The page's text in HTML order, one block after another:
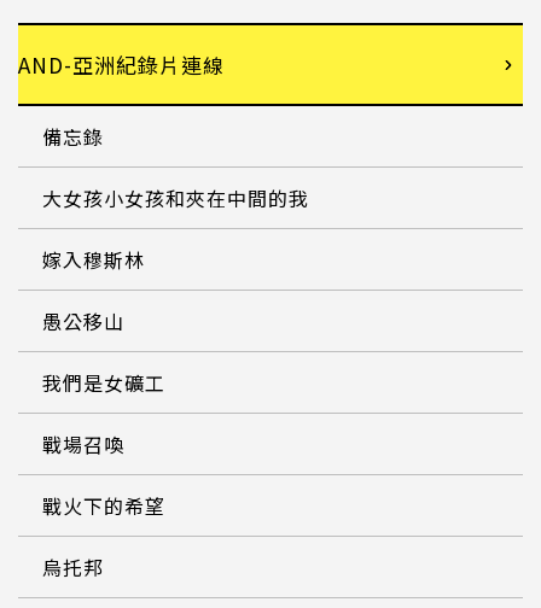
AND-亞洲紀錄片連線
備忘錄
大女孩小女孩和夾在中間的我
嫁入穆斯林
愚公移山
我們是女礦工
戰場召喚
戰火下的希望
烏托邦